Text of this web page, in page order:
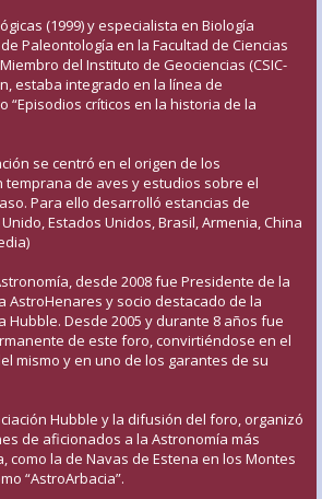
(1999) y especialista en Biología
Paleontología en la Facultad de Ciencias
del Instituto de Geociencias (CSIC-
estaba integrado en la línea de
“Episodios críticos en la historia de la
se centró en el origen de los
de aves y estudios sobre el
Para ello desarrolló estancias de
Estados Unidos, Brasil, Armenia, China
desde 2008 fue Presidente de la
AstroHenares y socio destacado de la
Hubble. Desde 2005 y durante 8 años fue
de este foro, convirtiéndose en el
mismo y en uno de los garantes de su
Hubble y la difusión del foro, organizó
de aficionados a la Astronomía más
como la de Navas de Estena en los Montes
“AstroArbacia”.